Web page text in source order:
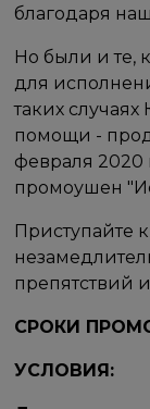
благодаря
Но были и те,
для
таких
помощи -
февраля 2020
промоушен
Приступайте
препятствий
СРОКИ
УСЛОВИЯ: